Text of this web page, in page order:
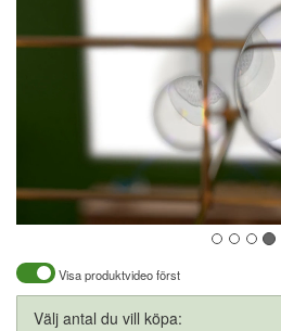
Visa produktvideo först
Välj antal du vill köpa: